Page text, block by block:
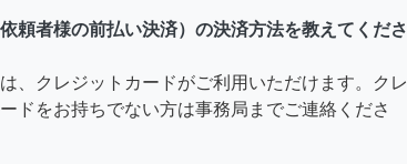
頼者様の前払い決済）の決済方法を教えてくださ
、クレジットカードがご利用いただけます。クレ
ドをお持ちでない方は事務局までご連絡くださ